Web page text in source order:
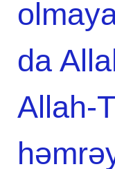
da
Аllаh-